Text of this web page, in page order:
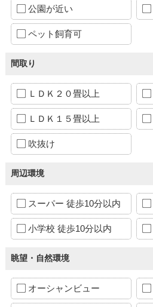
公園が近い
ペット飼育可
間取り
ＬＤＫ２０畳以上
ＬＤＫ１５畳以上
吹抜け
周辺環境
スーパー 徒歩10分以内
小学校 徒歩10分以内
眺望・自然環境
オーシャンビュー